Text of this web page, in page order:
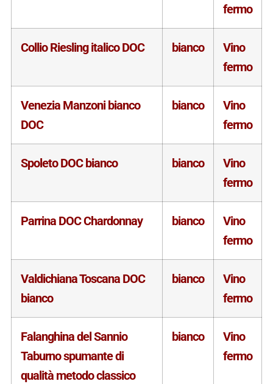
fermo
Collio Riesling italico DOC bianco
Vino
fermo
Venezia Manzoni bianco
DOC
bianco
Vino
fermo
Spoleto DOC bianco bianco
Vino
fermo
Parrina DOC Chardonnay bianco
Vino
fermo
Valdichiana Toscana DOC
bianco
bianco
Vino
fermo
Falanghina del Sannio
Taburno spumante di
qualità metodo classico
bianco
Vino
fermo